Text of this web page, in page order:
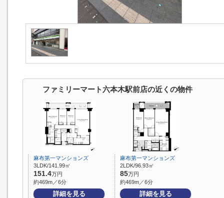
ファミリーマート六本木駅前店の近くの物件
麻布第一マンションズ
3LDK/141.99㎡
151.4万円
約469m／6分
詳細を見る
麻布第一マンションズ
2LDK/96.93㎡
85万円
約469m／6分
詳細を見る